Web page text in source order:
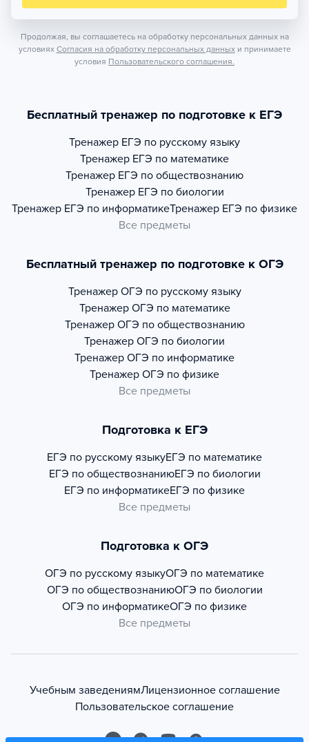
Продолжая, вы соглашаетесь на обработку персональных данных на
условиях Согласия на обработку персональных данных и принимаете
условия Пользовательского соглашения.
Бесплатный тренажер по подготовке к ЕГЭ
Тренажер ЕГЭ по русскому языку
Тренажер ЕГЭ по математике
Тренажер ЕГЭ по обществознанию
Тренажер ЕГЭ по биологии
Тренажер ЕГЭ по информатикеТренажер ЕГЭ по физике
Все предметы
Бесплатный тренажер по подготовке к ОГЭ
Тренажер ОГЭ по русскому языку
Тренажер ОГЭ по математике
Тренажер ОГЭ по обществознанию
Тренажер ОГЭ по биологии
Тренажер ОГЭ по информатике
Тренажер ОГЭ по физике
Все предметы
Подготовка к ЕГЭ
ЕГЭ по русскому языкуЕГЭ по математике
ЕГЭ по обществознаниюЕГЭ по биологии
ЕГЭ по информатикеЕГЭ по физике
Все предметы
Подготовка к ОГЭ
ОГЭ по русскому языкуОГЭ по математике
ОГЭ по обществознаниюОГЭ по биологии
ОГЭ по информатикеОГЭ по физике
Все предметы
Учебным заведениямЛицензионное соглашение
Пользовательское соглашение